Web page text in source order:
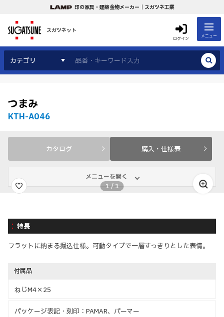
印の家具・建築金物メーカー｜スガツネ工業
スガツネット
ログイン メニュー
カテゴリ
つまみ
KTH-A046
カタログ 購入・仕様表
メニューを開く
1 /1
特長
フラットに納まる掘込仕様。可動タイプで一層すっきりとした表情。
付属品
ねじM4×25
パッケージ表記・刻印：PAMAR、パーマー